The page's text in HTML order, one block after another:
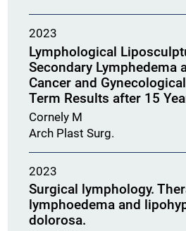
2023
Lymphological
Secondary Lymphedema
Cancer and
Term Results after 15
Cornely M
Arch Plast Surg.
2023
Surgical lymphology.
lymphoedema and
dolorosa.